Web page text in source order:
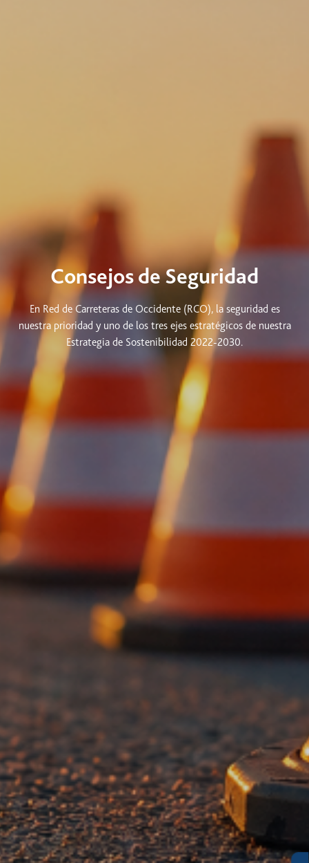
Consejos de Seguridad
En Red de Carreteras de Occidente (RCO), la seguridad es
nuestra prioridad y uno de los tres ejes estratégicos de nuestra
Estrategia de Sostenibilidad 2022-2030.